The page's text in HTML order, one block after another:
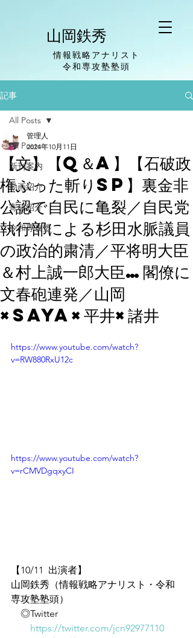
山岡鉄秀
情報戦略アナリスト
​令和専攻塾塾頭
記事
All Posts
新刊案内
動画紹介
寄稿紹介
令和専攻塾
All Posts
【文】【Q＆A】【石破政
権ぶった斬りSP】裏金非
公認で自民に亀裂／自民党
執行部による杉田水脈議員
の政治的粛清／平将明大臣
＆村上誠一郎大臣…閣僚に
文春砲連発／山岡
×Saya×平井×諸井
管理人
2024年10月11日
https://www.youtube.com/watch?
v=RW880RxU12c
https://www.youtube.com/watch?
v=rCMVDgqxyCI
【10/11  出演者】
山岡鉄秀（情報戦略アナリスト・令和
専攻塾塾頭）
◎Twitter
https://twitter.com/jcn92977110